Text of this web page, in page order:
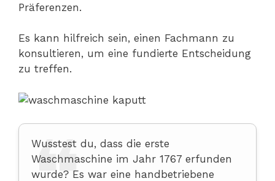
Präferenzen.
Es kann hilfreich sein, einen Fachmann zu
konsultieren, um eine fundierte Entscheidung
zu treffen.
Wusstest du, dass die erste
Waschmaschine im Jahr 1767 erfunden
wurde? Es war eine handbetriebene